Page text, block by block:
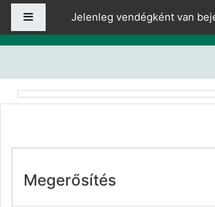
Tovább a fő tartalomhoz
OldalpanelJelenleg vendégként van
Megerősítés